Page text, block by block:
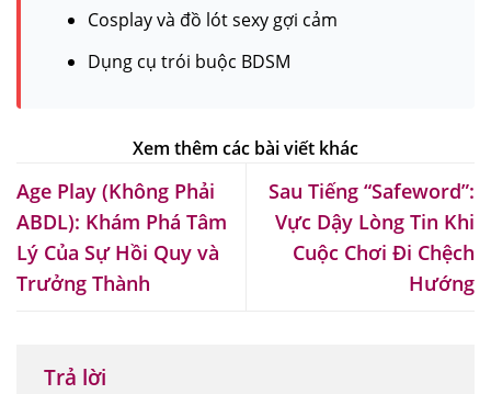
Cosplay và đồ lót sexy gợi cảm
Dụng cụ trói buộc BDSM
Age Play (Không Phải
ABDL): Khám Phá Tâm
Lý Của Sự Hồi Quy và
Trưởng Thành
Sau Tiếng “Safeword”:
Vực Dậy Lòng Tin Khi
Cuộc Chơi Đi Chệch
Hướng
Trả lời